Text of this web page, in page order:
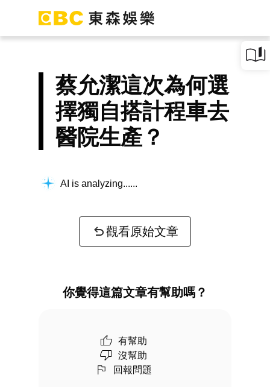
蔡允潔這次為何選
擇獨自搭計程車去
醫院生產？
AI is analyzing...
觀看原始文章
你覺得這篇文章有幫助嗎？
有幫助
沒幫助
回報問題